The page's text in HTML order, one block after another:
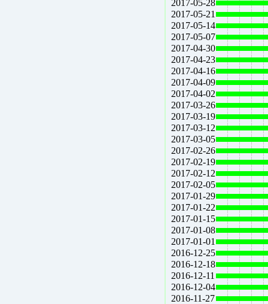
2017-05-28
2017-05-21
2017-05-14
2017-05-07
2017-04-30
2017-04-23
2017-04-16
2017-04-09
2017-04-02
2017-03-26
2017-03-19
2017-03-12
2017-03-05
2017-02-26
2017-02-19
2017-02-12
2017-02-05
2017-01-29
2017-01-22
2017-01-15
2017-01-08
2017-01-01
2016-12-25
2016-12-18
2016-12-11
2016-12-04
2016-11-27